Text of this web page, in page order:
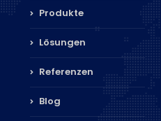
Produkte
Lösungen
Referenzen
Blog